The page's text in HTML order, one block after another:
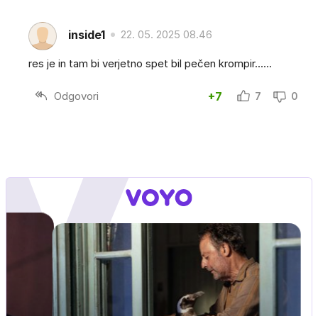
inside1 22. 05. 2025 08.46
res je in tam bi verjetno spet bil pečen krompir......
Odgovori +7 7 0